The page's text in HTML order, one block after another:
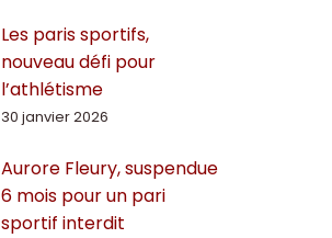
Les paris sportifs,
nouveau défi pour
l’athlétisme
30 janvier 2026
Aurore Fleury, suspendue
6 mois pour un pari
sportif interdit